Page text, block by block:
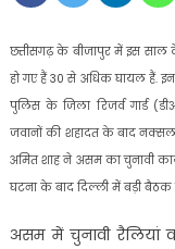
छत्तीसगढ़ के बीजापुर में इस
हो गए हैं 30 से अधिक घायल हैं.
पुलिस के जिला रिजर्व गार्ड
जवानों की शहादत के बाद
अमित शाह ने असम का चुनावी
घटना के बाद दिल्ली में बड़ी बैठक
असम में चुनावी रैलियां